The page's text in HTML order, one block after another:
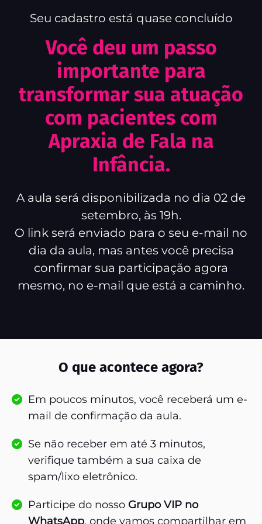
Seu cadastro está quase concluído
Você deu um passo
importante para
transformar sua atuação
com pacientes com
Apraxia de Fala na
Infância.
A aula será disponibilizada no dia 02 de
setembro, às 19h.
O link será enviado para o seu e-mail no
dia da aula, mas antes você precisa
confirmar sua participação agora
mesmo, no e-mail que está a caminho.
O que acontece agora?
Em poucos minutos, você receberá um e-
mail de confirmação da aula.
Se não receber em até 3 minutos,
verifique também a sua caixa de
spam/lixo eletrônico.
Participe do nosso Grupo VIP no
WhatsApp, onde vamos compartilhar em